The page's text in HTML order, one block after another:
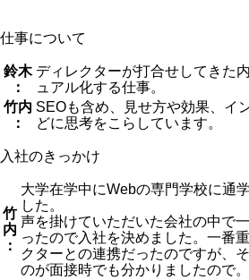
仕事について
鈴木
：
ディレクターが打合せしてきた
ュアル化する仕事。
竹内
：
SEOも含め、見せ方や効果、イ
どに思考をこらしています。
入社のきっかけ
竹
内
：
大学在学中にWebの専門学校に通
した。
声を掛けていただいた会社の中で
ったので入社を決めました。一番
クターとの連携だったのですが、
のが面接時でも分かりましたので。